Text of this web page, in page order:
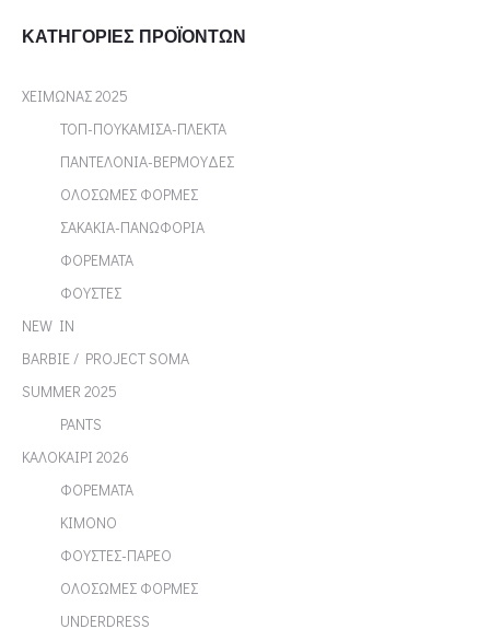
ΚΑΤΗΓΟΡΊΕΣ ΠΡΟΪΌΝΤΩΝ
ΧΕΙΜΩΝΑΣ 2025
ΤΟΠ-ΠΟΥΚΑΜΙΣΑ-ΠΛΕΚΤΑ
ΠΑΝΤΕΛΟΝΙΑ-ΒΕΡΜΟΥΔΕΣ
ΟΛΟΣΩΜΕΣ ΦΟΡΜΕΣ
ΣΑΚΑΚΙΑ-ΠΑΝΩΦΟΡΙΑ
ΦΟΡΕΜΑΤΑ
ΦΟΥΣΤΕΣ
NEW IN
BARBIE / PROJECT SOMA
SUMMER 2025
PANTS
ΚΑΛΟΚΑΙΡΙ 2026
ΦΟΡΕΜΑΤΑ
ΚΙΜΟΝΟ
ΦΟΥΣΤΕΣ-ΠΑΡΕΟ
ΟΛΟΣΩΜΕΣ ΦΟΡΜΕΣ
UNDERDRESS